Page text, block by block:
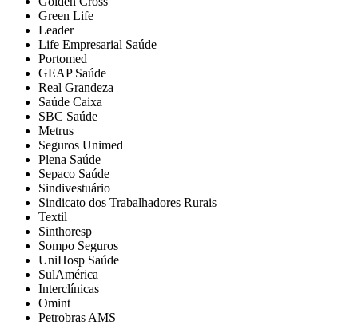
Green Life
Leader
Life Empresarial Saúde
Portomed
GEAP Saúde
Real Grandeza
Saúde Caixa
SBC Saúde
Metrus
Seguros Unimed
Plena Saúde
Sepaco Saúde
Sindivestuário
Sindicato dos Trabalhadores Rurais
Textil
Sinthoresp
Sompo Seguros
UniHosp Saúde
SulAmérica
Interclínicas
Omint
Petrobras AMS